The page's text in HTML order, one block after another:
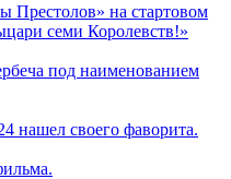
Престолов» на стартовом
семи Королевств!»
под наименованием
своего фаворита.